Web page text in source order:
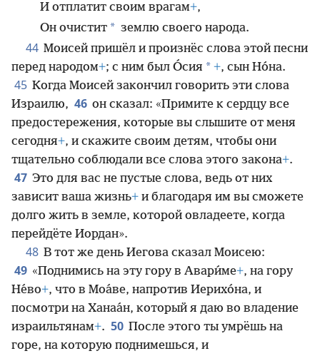
И отплатит своим врагам+,
Он очистит * землю своего народа.
44 Моисей пришёл и произнёс слова этой песни
перед народом+; с ним был О́сия * +, сын Но́на.
45 Когда Моисей закончил говорить эти слова
Израилю, 46 он сказал: «Примите к сердцу все
предостережения, которые вы слышите от меня
сегодня+, и скажите своим детям, чтобы они
тщательно соблюдали все слова этого закона+.
47 Это для вас не пустые слова, ведь от них
зависит ваша жизнь+ и благодаря им вы сможете
долго жить в земле, которой овладеете, когда
перейдёте Иордан».
48 В тот же день Иегова сказал Моисею:
49 «Поднимись на эту гору в Авари́ме+, на гору
Не́во+, что в Моа́ве, напротив Иерихо́на, и
посмотри на Ханаа́н, который я даю во владение
израильтянам+. 50 После этого ты умрёшь на
горе, на которую поднимешься, и